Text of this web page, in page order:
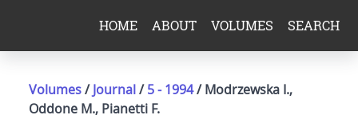
HOME ABOUT VOLUMES SEARCH
Volumes/Journal/5 - 1994/ Modrzewska I.,
Oddone M., Pianetti F.